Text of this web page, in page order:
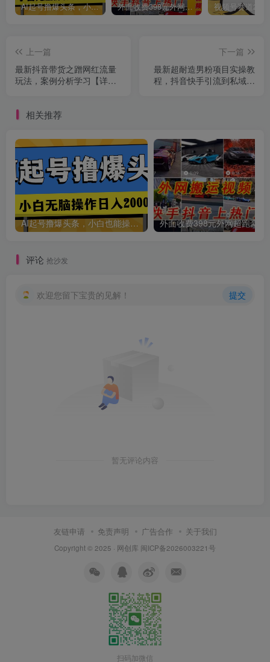
AI起号撸爆头条，小白也能操作，日入2000+ 外面收费398元外网超跑豪车汽车视频搬运至快手抖音上热门项目
上一篇
最新抖音带货之蹭网红流量
玩法，案例分析学习【详细
下一篇
最新超耐造男粉项目实操教
程，抖音快手引流到私域自
相关推荐
AI起号撸爆头条，小白也能操作，日入2000+
评论 抢沙发
欢迎您留下宝贵的见解！ 提交
暂无评论内容
友链申请 免责声明 广告合作 关于我们
Copyright © 2025 · 网创库 闽ICP备2026003221号
扫码加微信